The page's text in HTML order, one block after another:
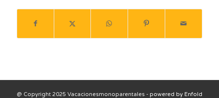
@ Copyright 2025 Vacacionesmonoparentales - powered by Enfold